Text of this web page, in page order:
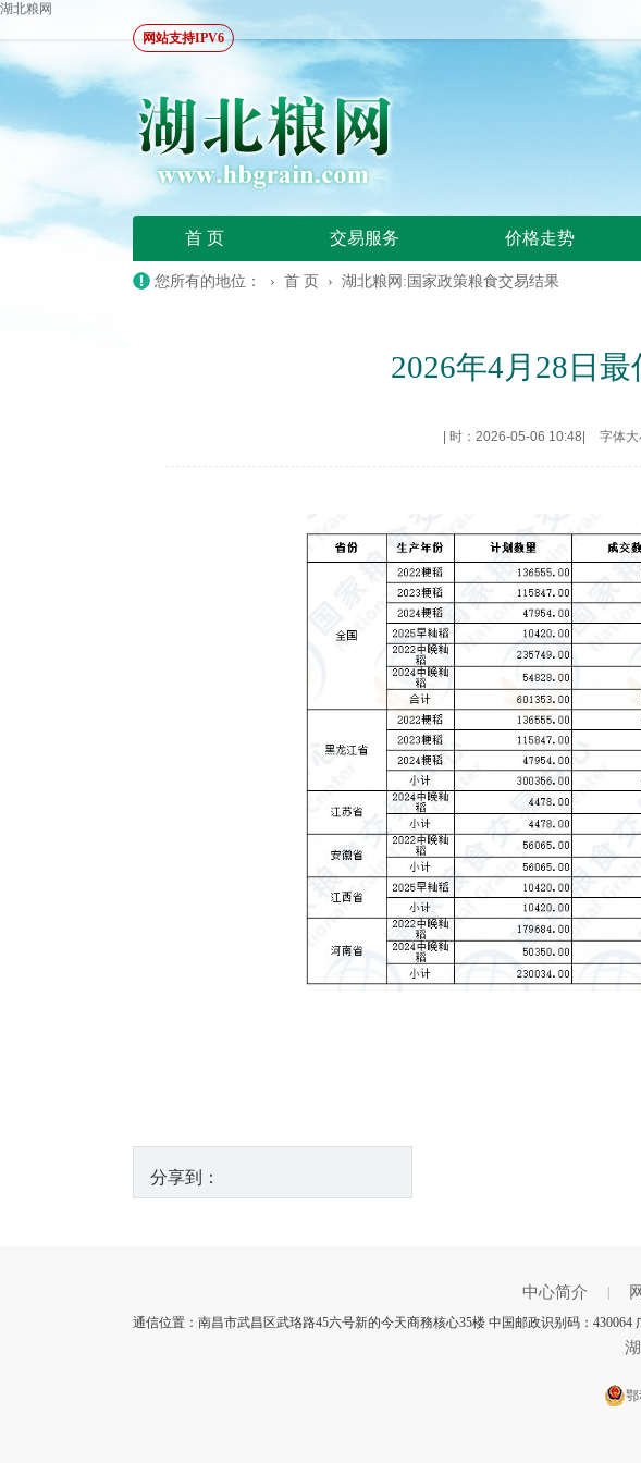
湖北粮网
网站支持IPV6
首 页 交易服务 价格走势
您所有的地位： › 首 页 › 湖北粮网:国家政策粮食交易结果
2026年4月28日
时：2026-05-06 10:48 字体大
分享到：
中心简介 |
通信位置：南昌市武昌区武珞路45六号新的今天商務核心35楼 中国邮政识别码：
鄂